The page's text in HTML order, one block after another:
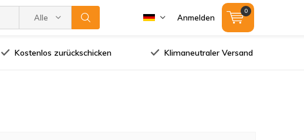
Alle Marken Anmelden
0
Kostenlos zurückschicken Klimaneutraler Versand